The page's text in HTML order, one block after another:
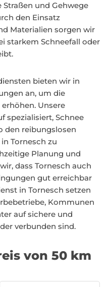
und Gehwege
den Einsatz
Materialien sorgen wir
starkem Schneefall oder
bieten wir in
an, um die
Unsere
spezialisiert, Schnee
den reibungslosen
Tornesch zu
Planung und
dass Tornesch auch
gut erreichbar
in Tornesch setzen
Kommunen
auf sichere und
verbunden sind.
von 50 km